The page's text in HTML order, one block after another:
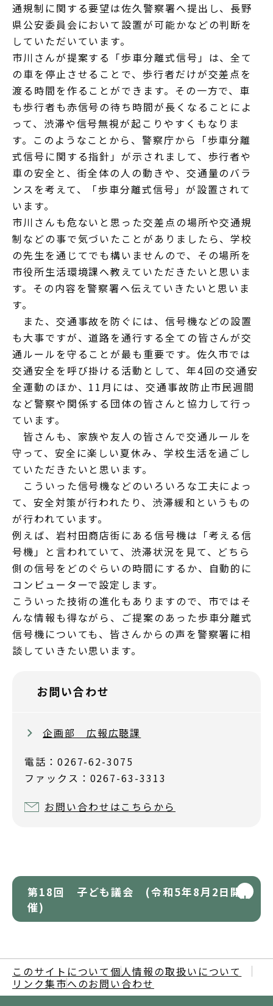
通規制に関する要望は佐久警察署へ提出し、長野
県公安委員会において設置が可能かなどの判断を
していただいています。
市川さんが提案する「歩車分離式信号」は、全て
の車を停止させることで、歩行者だけが交差点を
渡る時間を作ることができます。その一方で、車
も歩行者も赤信号の待ち時間が長くなることによ
って、渋滞や信号無視が起こりやすくもなりま
す。このようなことから、警察庁から「歩車分離
式信号に関する指針」が示されまして、歩行者や
車の安全と、街全体の人の動きや、交通量のバラ
ンスを考えて、「歩車分離式信号」が設置されて
います。
市川さんも危ないと思った交差点の場所や交通規
制などの事で気づいたことがありましたら、学校
の先生を通じてでも構いませんので、その場所を
市役所生活環境課へ教えていただきたいと思いま
す。その内容を警察署へ伝えていきたいと思いま
す。
また、交通事故を防ぐには、信号機などの設置
も大事ですが、道路を通行する全ての皆さんが交
通ルールを守ることが最も重要です。佐久市では
交通安全を呼び掛ける活動として、年4回の交通安
全運動のほか、11月には、交通事故防止市民週間
など警察や関係する団体の皆さんと協力して行っ
ています。
皆さんも、家族や友人の皆さんで交通ルールを
守って、安全に楽しい夏休み、学校生活を過ごし
ていただきたいと思います。
こういった信号機などのいろいろな工夫によっ
て、安全対策が行われたり、渋滞緩和というもの
が行われています。
例えば、岩村田商店街にある信号機は「考える信
号機」と言われていて、渋滞状況を見て、どちら
側の信号をどのぐらいの時間にするか、自動的に
コンピューターで設定します。
こういった技術の進化もありますので、市ではそ
んな情報も得ながら、ご提案のあった歩車分離式
信号機についても、皆さんからの声を警察署に相
談していきたい思います。
お問い合わせ
企画部 広報広聴課
電話：0267-62-3075
ファックス：0267-63-3313
お問い合わせはこちらから
第18回 子ども議会 (令和5年8月2日開
催)
このサイトについて 個人情報の取扱いについて
リンク集市へのお問い合わせ